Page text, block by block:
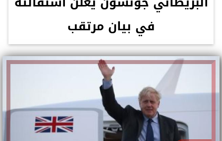
في بيان مرتقب